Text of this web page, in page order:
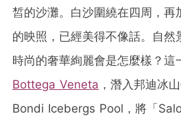
皙的沙灘。白沙圍繞在四周，再
的映照，已經美得不像話。自然
時尚的奢華絢麗會是怎麼樣？這
Bottega Veneta ，潛入邦迪冰
Bondi Icebergs Pool，將「